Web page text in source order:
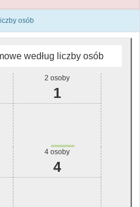
osób
według liczby osób
2 osoby
1
4 osoby
4